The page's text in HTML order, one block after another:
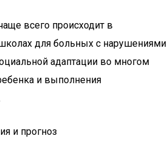
всего происходит в
для больных с нарушениями
адаптации во многом
и выполнения
и прогноз